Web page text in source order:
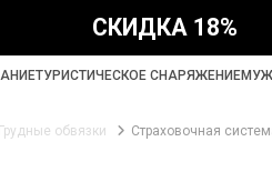
СКИДКА 18%
ТУРИСТИЧЕСКОЕ СНАРЯЖЕНИЕ
Грудные обвязки Страховочная